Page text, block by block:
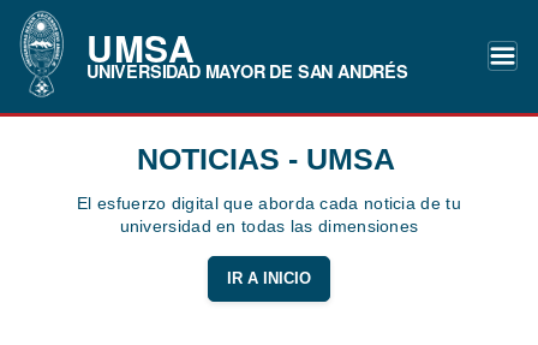
UMSA
UNIVERSIDAD MAYOR DE SAN ANDRÉS
NOTICIAS - UMSA
El esfuerzo digital que aborda cada noticia de tu
universidad en todas las dimensiones
IR A INICIO